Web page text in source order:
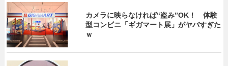
カメラに映らなければ“盗み”OK！ 体験
型コンビニ「ギガマート展」がヤバすぎた
ｗ